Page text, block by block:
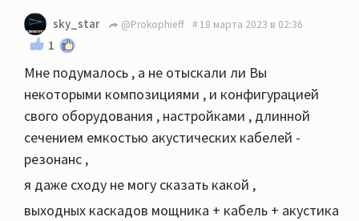
sky_star @Prokophieff 18 марта 2023 в 02:36
1
Мне подумалось , а не отыскали ли Вы
некоторыми композициями , и конфигурацией
свого оборудования , настройками , длинной
сечением емкостью акустических кабелей -
резонанс ,
я даже сходу не могу сказать какой ,
выходных каскадов мощника + кабель + акустика